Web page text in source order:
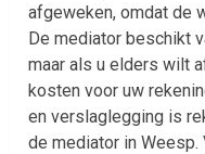
afgeweken, omdat de
De mediator beschikt
maar als u elders wilt
kosten voor uw
en verslaglegging is
de mediator in